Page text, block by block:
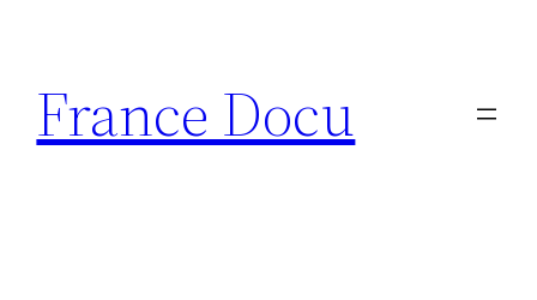
contenu
France Docu